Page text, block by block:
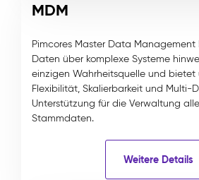
MDM
Pimcores Master Data Management
Daten über komplexe Systeme
einzigen Wahrheitsquelle und bietet
Flexibilität, Skalierbarkeit und Multi-
Unterstützung für die Verwaltung
Stammdaten.
Weitere Details